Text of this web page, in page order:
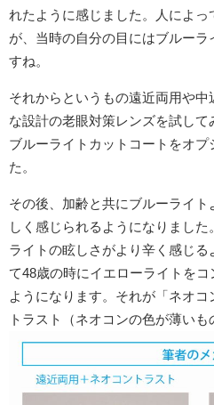
れたように感じました。人によ
が、当時の自分の目にはブルー
すね。
それからというもの遠近両用や
な設計の老眼対策レンズを試して
ブルーライトカットコートをオ
た。
その後、加齢と共にブルーライ
しく感じられるようになりまし
ライトの眩しさがより辛く感じ
て48歳の時にイエローライトを
ようになります。それが「ネオ
トラスト（ネオコンの色が薄いも